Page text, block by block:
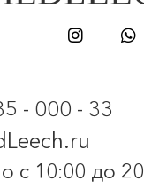
- 000 - 33
с 10:00 до